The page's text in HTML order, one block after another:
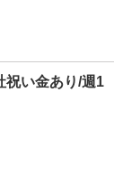
祝い金あり/週1